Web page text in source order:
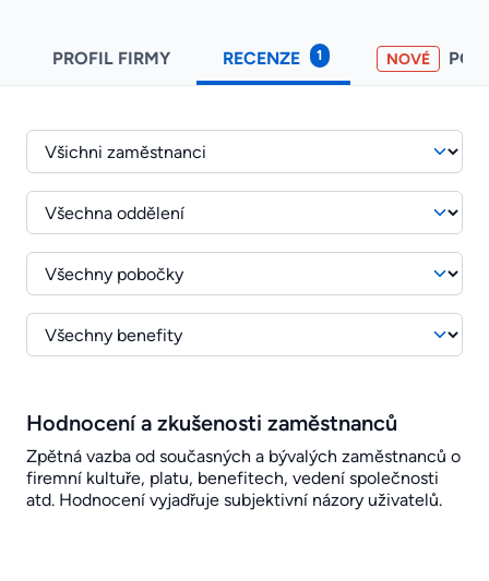
PROFIL FIRMY RECENZE 1 NOVÉ
Hodnocení a zkušenosti zaměstnanců
Zpětná vazba od současných a bývalých zaměstnanců o
firemní kultuře, platu, benefitech, vedení společnosti
atd. Hodnocení vyjadřuje subjektivní názory uživatelů.